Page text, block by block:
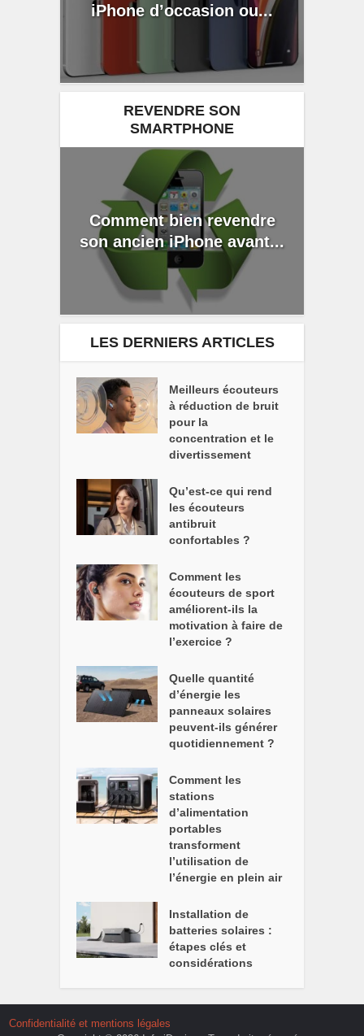
iPhone d’occasion ou...
REVENDRE SON
SMARTPHONE
Comment bien revendre
son ancien iPhone avant...
LES DERNIERS ARTICLES
Meilleurs écouteurs
à réduction de bruit
pour la
concentration et le
divertissement
Qu’est-ce qui rend
les écouteurs
antibruit
confortables ?
Comment les
écouteurs de sport
améliorent-ils la
motivation à faire de
l’exercice ?
Quelle quantité
d’énergie les
panneaux solaires
peuvent-ils générer
quotidiennement ?
Comment les
stations
d’alimentation
portables
transforment
l’utilisation de
l’énergie en plein air
Installation de
batteries solaires :
étapes clés et
considérations
Confidentialité et mentions légales